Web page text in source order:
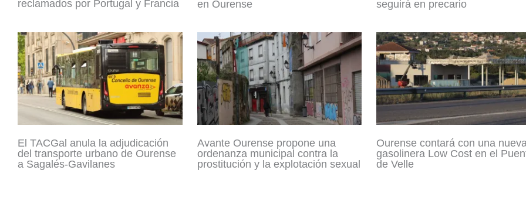
reclamados por Portugal y Francia
en Ourense
seguirá en precario
El TACGal anula la adjudicación
del transporte urbano de Ourense
a Sagalés-Gavilanes
Avante Ourense propone una
ordenanza municipal contra la
prostitución y la explotación sexual
Ourense contará con una
gasolinera Low Cost en el
de Velle